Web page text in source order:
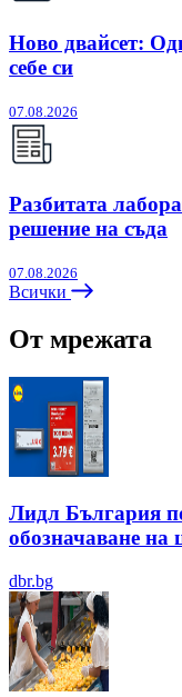
Ново двайсет:
себе си
07.08.2026
Разбитата
решение на съда
07.08.2026
Всички
От мрежата
Лидл България
обозначаване на
dbr.bg